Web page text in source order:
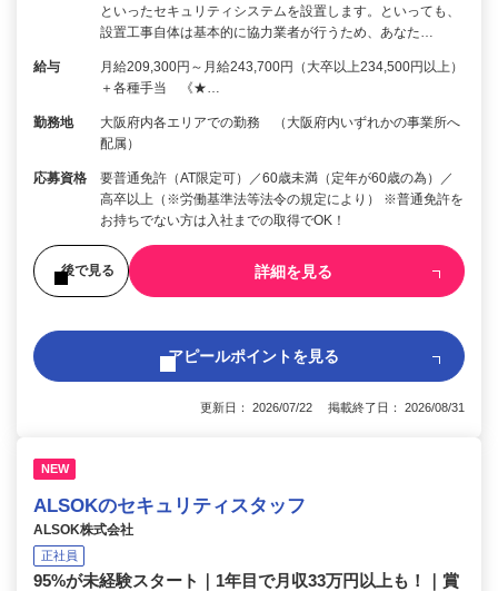
といったセキュリティシステムを設置します。といっても、
設置工事自体は基本的に協力業者が行うため、あなた…
給与
月給209,300円～月給243,700円（大卒以上234,500円以上）
＋各種手当 《★…
勤務地
大阪府内各エリアでの勤務 （大阪府内いずれかの事業所へ
配属）
応募資格
要普通免許（AT限定可）／60歳未満（定年が60歳の為）／
高卒以上（※労働基準法等法令の規定により） ※普通免許を
お持ちでない方は入社までの取得でOK！
後で見る 詳細を見る
アピールポイントを見る
更新日： 2026/07/22 掲載終了日： 2026/08/31
NEW
ALSOKのセキュリティスタッフ
ALSOK株式会社
正社員
95%が未経験スタート｜1年目で月収33万円以上も！｜賞